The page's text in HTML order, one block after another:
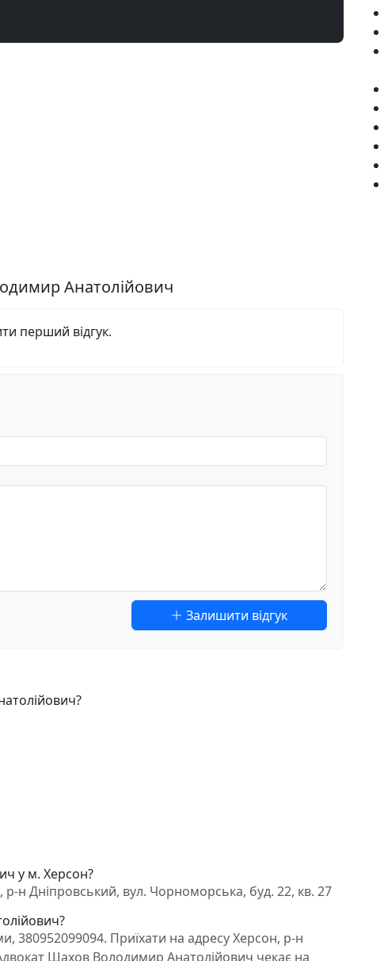
Анатолійович
перший відгук.
Залишити відгук
у м. Херсон?
н Дніпровський, вул. Чорноморська, буд. 22, кв. 27
380952099094. Приїхати на адресу Херсон, р-н
Шахов Володимир Анатолійович чекає на